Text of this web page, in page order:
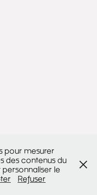
pour mesurer
des contenus du
le
Refuser